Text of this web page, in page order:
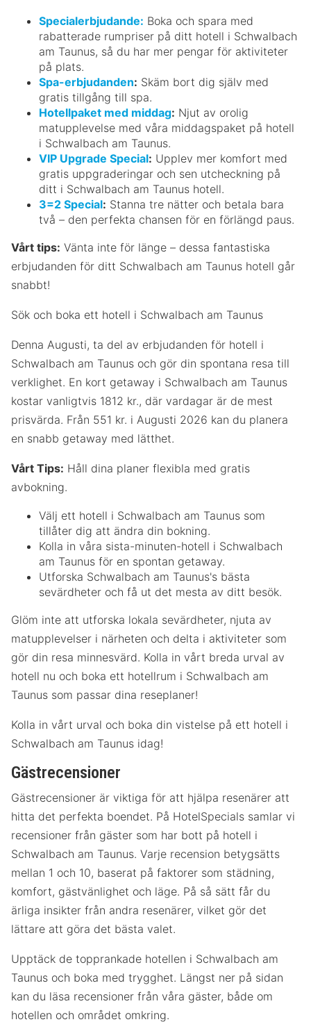
Specialerbjudande: Boka och spara med
rabatterade rumpriser på ditt hotell i Schwalbach
am Taunus, så du har mer pengar för aktiviteter
på plats.
Spa-erbjudanden: Skäm bort dig själv med
gratis tillgång till spa.
Hotellpaket med middag: Njut av orolig
matupplevelse med våra middagspaket på hotell
i Schwalbach am Taunus.
VIP Upgrade Special: Upplev mer komfort med
gratis uppgraderingar och sen utcheckning på
ditt i Schwalbach am Taunus hotell.
3=2 Special: Stanna tre nätter och betala bara
två – den perfekta chansen för en förlängd paus.
Vårt tips: Vänta inte för länge – dessa fantastiska
erbjudanden för ditt Schwalbach am Taunus hotell går
snabbt!
Sök och boka ett hotell i Schwalbach am Taunus
Denna Augusti, ta del av erbjudanden för hotell i
Schwalbach am Taunus och gör din spontana resa till
verklighet. En kort getaway i Schwalbach am Taunus
kostar vanligtvis 1812 kr., där vardagar är de mest
prisvärda. Från 551 kr. i Augusti 2026 kan du planera
en snabb getaway med lätthet.
Vårt Tips: Håll dina planer flexibla med gratis
avbokning.
Välj ett hotell i Schwalbach am Taunus som
tillåter dig att ändra din bokning.
Kolla in våra sista-minuten-hotell i Schwalbach
am Taunus för en spontan getaway.
Utforska Schwalbach am Taunus's bästa
sevärdheter och få ut det mesta av ditt besök.
Glöm inte att utforska lokala sevärdheter, njuta av
matupplevelser i närheten och delta i aktiviteter som
gör din resa minnesvärd. Kolla in vårt breda urval av
hotell nu och boka ett hotellrum i Schwalbach am
Taunus som passar dina reseplaner!
Kolla in vårt urval och boka din vistelse på ett hotell i
Schwalbach am Taunus idag!
Gästrecensioner
Gästrecensioner är viktiga för att hjälpa resenärer att
hitta det perfekta boendet. På HotelSpecials samlar vi
recensioner från gäster som har bott på hotell i
Schwalbach am Taunus. Varje recension betygsätts
mellan 1 och 10, baserat på faktorer som städning,
komfort, gästvänlighet och läge. På så sätt får du
ärliga insikter från andra resenärer, vilket gör det
lättare att göra det bästa valet.
Upptäck de topprankade hotellen i Schwalbach am
Taunus och boka med trygghet. Längst ner på sidan
kan du läsa recensioner från våra gäster, både om
hotellen och området omkring.